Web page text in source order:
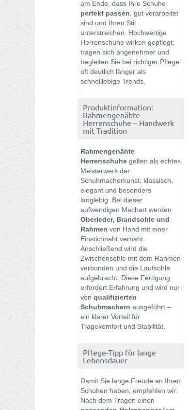
am Ende, dass Ihre Schuhe
perfekt passen , gut verarbeitet
sind und Ihren Stil
unterstreichen. Hochwertige
Herrenschuhe wirken gepflegt,
tragen sich angenehmer und
begleiten Sie bei richtiger Pflege
oft deutlich länger als
schnelllebige Trends.
Produktinformation:
Rahmengenähte
Herrenschuhe – Handwerk
mit Tradition
Rahmengenähte
Herrenschuhe gelten als echtes
Meisterwerk der
Schuhmacherkunst: klassisch,
elegant und besonders
langlebig. Bei dieser
aufwendigen Machart werden
Oberleder, Brandsohle und
Rahmen von Hand mit einer
Einstichnaht vernäht.
Anschließend wird die
Zwischensohle mit dem Rahmen
verbunden und die Laufsohle
aufgebracht. Diese Fertigung
erfordert Erfahrung und wird nur
von qualifizierten
Schuhmachern ausgeführt –
ein klarer Vorteil für
Tragekomfort und Stabilität.
Pflege-Tipp für lange
Lebensdauer
Damit Sie lange Freude an Ihren
Schuhen haben, empfehlen wir:
Nach dem Tragen einen